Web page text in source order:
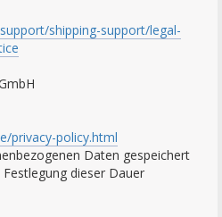
shipping-support/legal-
privacy-policy.html
Daten gespeichert
dieser Dauer